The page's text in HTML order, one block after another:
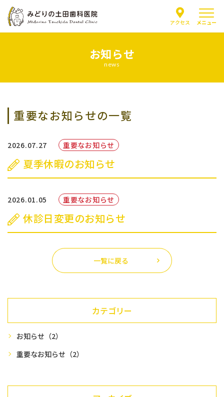
アクセス メニュー
医師紹介
はじめての方へ
よくあるご質問
お知らせ
患者様へのご案内
029-886-4061
茨城県つくば市みどりの1-5-1
お知らせ
news
重要なお知らせの一覧
2026.07.27 重要なお知らせ
夏季休暇のお知らせ
2026.01.05 重要なお知らせ
休診日変更のお知らせ
一覧に戻る
カテゴリー
お知らせ （2）
重要なお知らせ （2）